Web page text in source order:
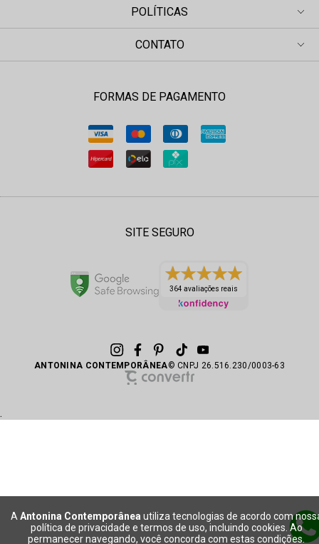
POLÍTICAS
CONTATO
FORMAS DE PAGAMENTO
SITE SEGURO
364 avaliações reais
ANTONINA CONTEMPORÂNEA© CNPJ 26.516.230/0003-63
A Antonina Contemporânea utiliza tecnologias de acordo com
política de privacidade e termos de uso, incluindo cookies. Ao
permanecer navegando, você concorda com estas condições.
.